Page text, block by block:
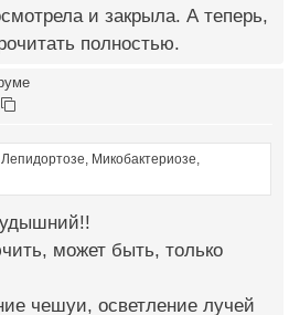
и закрыла. А теперь,
полностью.
Микобактериозе,
может быть, только
чешуи, осветление лучей